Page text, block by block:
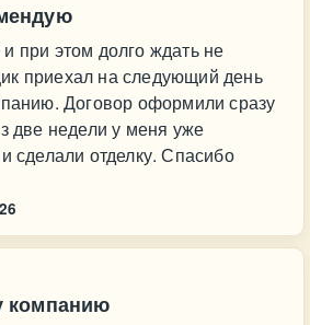
при этом долго ждать не
приехал на следующий день
Договор оформили сразу
две недели у меня уже
сделали отделку. Спасибо
компанию